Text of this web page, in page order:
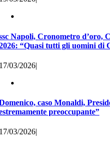
Napoli, Cronometro d’oro,
“Quasi tutti gli uomini di
03/2026|
caso Monaldi,
preoccupante”
03/2026|